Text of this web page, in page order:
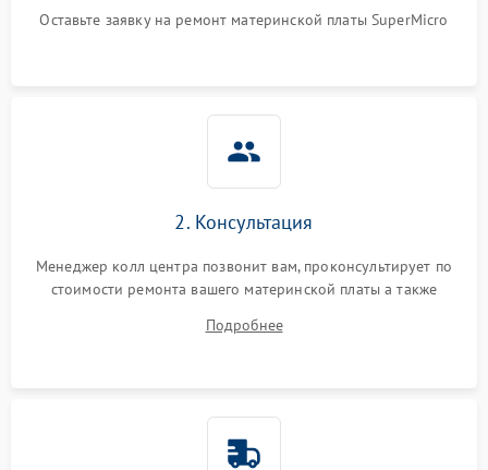
Оставьте заявку на ремонт материнской платы SuperMicro
2. Консультация
Менеджер колл центра позвонит вам, проконсультирует по
стоимости ремонта вашего материнской платы а также
Подробнее